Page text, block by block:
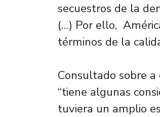
secuestros de la
(…) Por ello,
términos de la
Consultado sobre
“tiene algunas
tuviera un amplio